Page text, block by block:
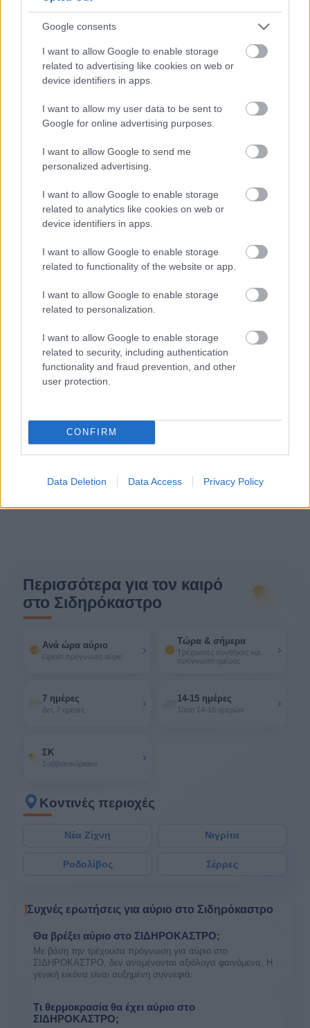
Google consents
I want to allow Google to enable storage
related to advertising like cookies on web or
device identifiers in apps.
I want to allow my user data to be sent to
Google for online advertising purposes.
I want to allow Google to send me
personalized advertising.
I want to allow Google to enable storage
related to analytics like cookies on web or
device identifiers in apps.
I want to allow Google to enable storage
related to functionality of the website or app.
I want to allow Google to enable storage
related to personalization.
I want to allow Google to enable storage
related to security, including authentication
functionality and fraud prevention, and other
user protection.
CONFIRM
Data Deletion Data Access Privacy Policy
34°31°
Άνεμος 2 bfΑνατολικός-νοτιοανατολικός
Αισθητή31° / 33°
Βράδυ
28°
Άνεμος 2 bfΒορειοανατολικός
Αισθητή22° / 28°
Περισσότερα για τον καιρό
στο Σιδηρόκαστρο
Ανά ώρα αύριο
Ωριαία πρόγνωση αύριο ›
Τώρα & σήμερα
Τρέχουσες συνθήκες και
πρόγνωση ημέρας
›
7 ημέρες
Δες 7 ημέρες › 14-15 ημέρες
Τάση 14-15 ημερών ›
ΣΚ
Σαββατοκύριακο ›
Κοντινές περιοχές
Νέα Ζίχνη Νιγρίτα
Ροδολίβος Σέρρες
Συχνές ερωτήσεις για αύριο στο Σιδηρόκαστρο
Θα βρέξει αύριο στο ΣΙΔΗΡΟΚΑΣΤΡΟ;
Με βάση την τρέχουσα πρόγνωση για αύριο στο
ΣΙΔΗΡΟΚΑΣΤΡΟ, δεν αναμένονται αξιόλογα φαινόμενα. Η
γενική εικόνα είναι αυξημένη συννεφιά.
Τι θερμοκρασία θα έχει αύριο στο
ΣΙΔΗΡΟΚΑΣΤΡΟ;